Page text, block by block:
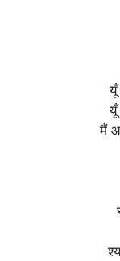
यूँ
यूँ
मैं